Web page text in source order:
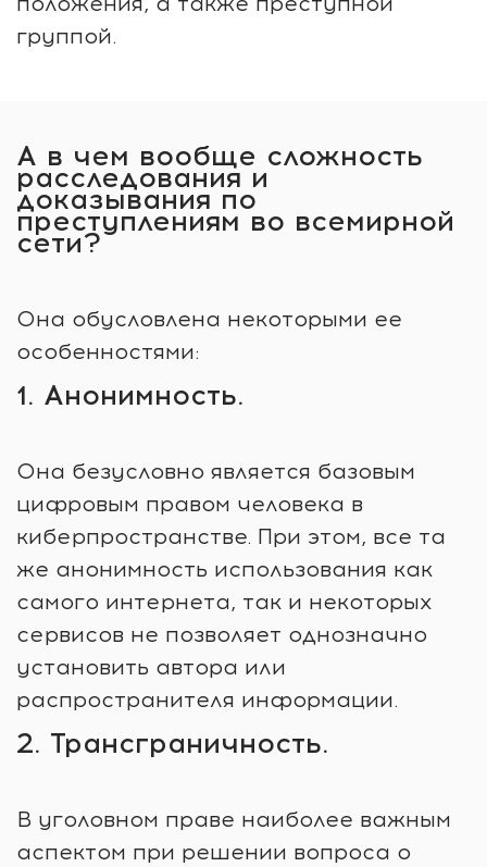
группой.
А в чем вообще сложность
расследования и
доказывания по
преступлениям во всемирной
сети?
Она обусловлена некоторыми ее
особенностями:
1. Анонимность.
Она безусловно является базовым
цифровым правом человека в
киберпространстве. При этом, все та
же анонимность использования как
самого интернета, так и некоторых
сервисов не позволяет однозначно
установить автора или
распространителя информации.
2. Трансграничность.
В уголовном праве наиболее важным
аспектом при решении вопроса о